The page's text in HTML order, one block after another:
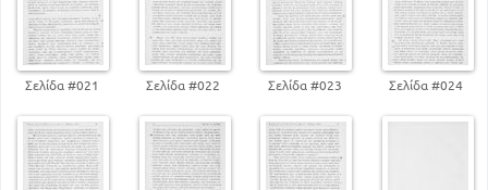
Σελίδα #021 Σελίδα #022 Σελίδα #023 Σελίδα #024